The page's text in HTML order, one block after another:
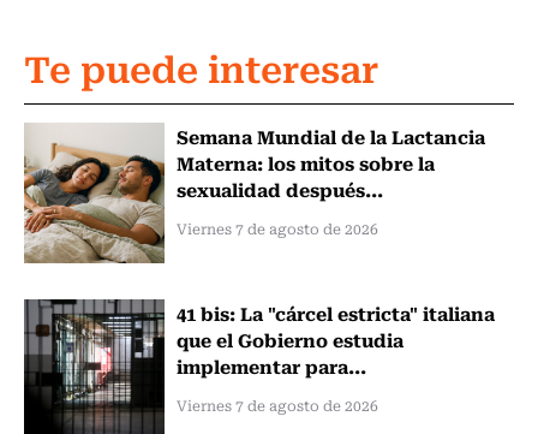
Te puede interesar
Semana Mundial de la Lactancia
Materna: los mitos sobre la
sexualidad después...
Viernes 7 de agosto de 2026
41 bis: La "cárcel estricta" italiana
que el Gobierno estudia
implementar para...
Viernes 7 de agosto de 2026